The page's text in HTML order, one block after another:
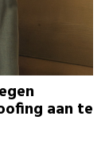
aan te